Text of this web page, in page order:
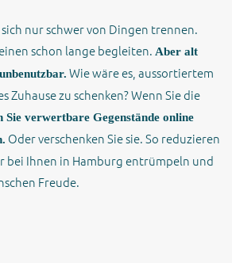
nur schwer von Dingen trennen.
schon lange begleiten. Aber alt
Wie wäre es, aussortiertem
Zuhause zu schenken? Wenn Sie die
Sie verwertbare Gegenstände online
Oder verschenken Sie sie. So reduzieren
bei Ihnen in Hamburg entrümpeln und
Freude.